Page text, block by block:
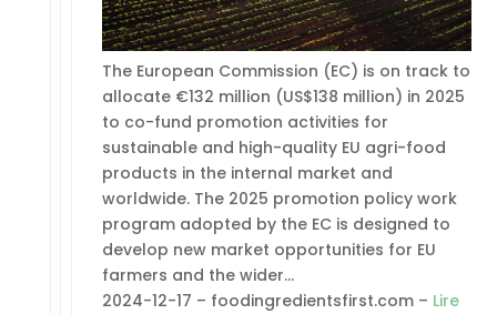
The European Commission (EC) is on track to
allocate €132 million (US$138 million) in 2025
to co-fund promotion activities for
sustainable and high-quality EU agri-food
products in the internal market and
worldwide. The 2025 promotion policy work
program adopted by the EC is designed to
develop new market opportunities for EU
farmers and the wider…
2024-12-17 – foodingredientsfirst.com – Lire